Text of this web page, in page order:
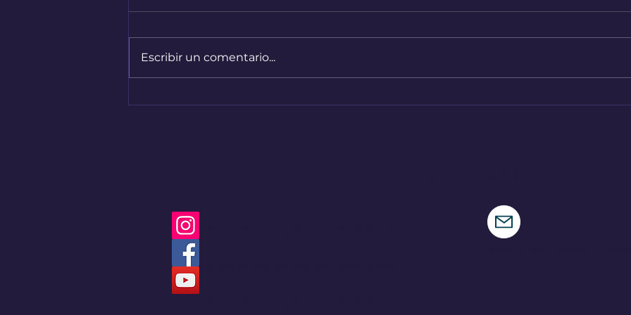
Escribir un comentario...